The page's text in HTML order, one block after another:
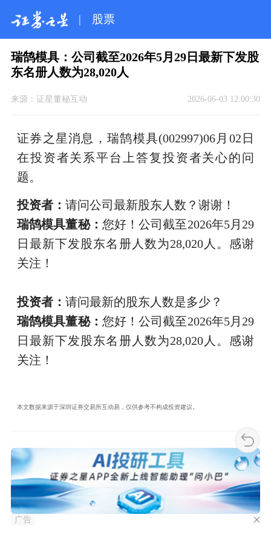
| 股票
瑞鹄模具：公司截至2026年5月29日最新下发股
东名册人数为28,020人
来源： 证星董秘互动 2026-06-03 12:00:30
证券之星消息，瑞鹄模具(002997)06月02日
在投资者关系平台上答复投资者关心的问
题。
投资者： 请问公司最新股东人数？谢谢！
瑞鹄模具董秘： 您好！公司截至2026年5月29
日最新下发股东名册人数为28,020人。感谢
关注！
投资者： 请问最新的股东人数是多少？
瑞鹄模具董秘： 您好！公司截至2026年5月29
日最新下发股东名册人数为28,020人。感谢
关注！
本文数据来源于深圳证券交易所互动易，仅供参考不构成投资建议。
广告